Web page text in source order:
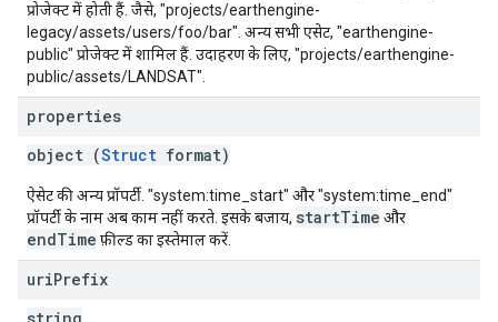
प्रोजेक्ट में होती हैं. जैसे, "projects/earthengine-
legacy/assets/users/foo/bar". अन्य सभी एसेट, "earthengine-
public" प्रोजेक्ट में शामिल हैं. उदाहरण के लिए, "projects/earthengine-
public/assets/LANDSAT".
properties
object (Struct format)
ऐसेट की अन्य प्रॉपर्टी. "system:time_start" और "system:time_end"
प्रॉपर्टी के नाम अब काम नहीं करते. इसके बजाय, startTime और
endTime फ़ील्ड का इस्तेमाल करें.
uriPrefix